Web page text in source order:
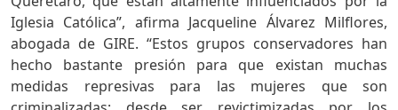
Iglesia Católica”, afirma Jacqueline Álvarez Milflores,
abogada de GIRE. “Estos grupos conservadores han
hecho bastante presión para que existan muchas
medidas represivas para las mujeres que son